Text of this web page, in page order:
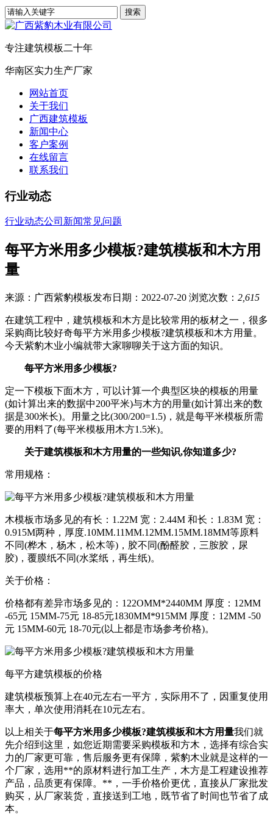
专注建筑模板二十年
华南区实力生产厂家
网站首页
关于我们
广西建筑模板
新闻中心
客户案例
在线留言
联系我们
行业动态
行业动态公司新闻常见问题
每平方米用多少模板?建筑模板和木方用
量
来源：广西紫豹模板发布日期：2022-07-20 浏览次数： 2,615
在建筑工程中，建筑模板和木方是比较常用的板材之一，很多
采购商比较好奇每平方米用多少模板?建筑模板和木方用量。
今天紫豹木业小编就带大家聊聊关于这方面的知识。
每平方米用多少模板?
定一下模板下面木方，可以计算一个典型区块的模板的用量
(如计算出来的数据中200平米)与木方的用量(如计算出来的数
据是300米长)。用量之比(300/200=1.5)，就是每平米模板所需
要的用料了(每平米模板用木方1.5米)。
关于建筑模板和木方用量的一些知识,你知道多少?
常用规格：
木模板市场多见的有长：1.22M 宽：2.44M 和长：1.83M 宽：
0.915M两种，厚度.10MM.11MM.12MM.15MM.18MM等原料
不同(桦木，杨木，松木等)，胶不同(酚醛胶，三胺胶，尿
胶)，覆膜纸不同(水桨纸，再生纸)。
关于价格：
价格都有差异市场多见的：122OMM*2440MM 厚度：12MM
-65元 15MM-75元 18-85元1830MM*915MM 厚度：12MM -50
元 15MM-60元 18-70元(以上都是市场参考价格)。
每平方建筑模板的价格
建筑模板预算上在40元左右一平方，实际用不了，因重复使用
率大，单次使用消耗在10元左右。
以上相关于每平方米用多少模板?建筑模板和木方用量我们就
先介绍到这里，如您近期需要采购模板和方木，选择有综合实
力的厂家更可靠，售后服务更有保障，紫豹木业就是这样的一
个厂家，选用**的原材料进行加工生产，木方是工程建设推荐
产品，品质更有保障。**，一手价格价更优，直接从厂家批发
购买，从厂家装货，直接送到工地，既节省了时间也节省了成
本。